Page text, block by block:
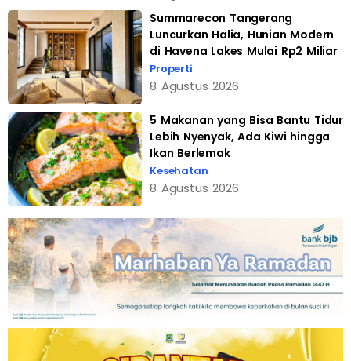
Summarecon Tangerang
Luncurkan Halia, Hunian Modern
di Havena Lakes Mulai Rp2 Miliar
Properti
8 Agustus 2026
5 Makanan yang Bisa Bantu Tidur
Lebih Nyenyak, Ada Kiwi hingga
Ikan Berlemak
Kesehatan
8 Agustus 2026